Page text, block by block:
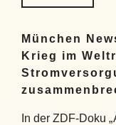
München
Krieg im
In der ZDF-Doku